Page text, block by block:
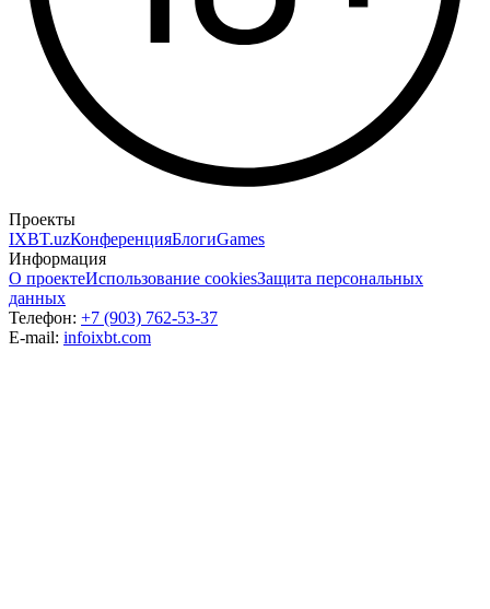
Проекты
IXBT.uzКонференцияБлогиGames
Информация
О проектеИспользование cookiesЗащита персональных
данных
Телефон: +7 (903) 762-53-37
E-mail: infoixbt.com